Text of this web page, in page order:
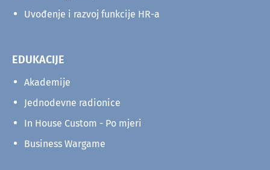
Uvođenje i razvoj funkcije HR-a
EDUKACIJE
Akademije
Jednodevne radionice
In House Custom - Po mjeri
Business Wargame